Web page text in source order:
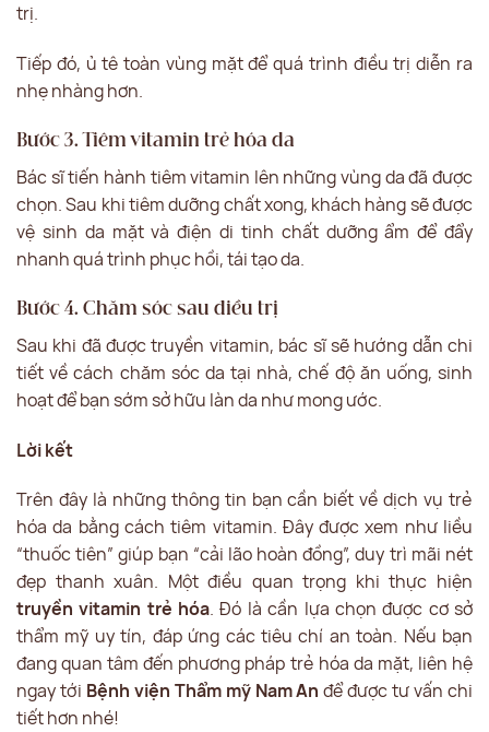
trị.
Tiếp đó, ủ tê toàn vùng mặt để quá trình điều trị diễn ra
nhẹ nhàng hơn.
Bước 3. Tiêm vitamin trẻ hóa da
Bác sĩ tiến hành tiêm vitamin lên những vùng da đã được
chọn. Sau khi tiêm dưỡng chất xong, khách hàng sẽ được
vệ sinh da mặt và điện di tinh chất dưỡng ẩm để đẩy
nhanh quá trình phục hồi, tái tạo da.
Bước 4. Chăm sóc sau điều trị
Sau khi đã được truyền vitamin, bác sĩ sẽ hướng dẫn chi
tiết về cách chăm sóc da tại nhà, chế độ ăn uống, sinh
hoạt để bạn sớm sở hữu làn da như mong ước.
Lời kết
Trên đây là những thông tin bạn cần biết về dịch vụ trẻ
hóa da bằng cách tiêm vitamin. Đây được xem như liều
“thuốc tiên” giúp bạn “cải lão hoàn đồng”, duy trì mãi nét
đẹp thanh xuân. Một điều quan trọng khi thực hiện
truyền vitamin trẻ hóa. Đó là cần lựa chọn được cơ sở
thẩm mỹ uy tín, đáp ứng các tiêu chí an toàn. Nếu bạn
đang quan tâm đến phương pháp trẻ hóa da mặt, liên hệ
ngay tới Bệnh viện Thẩm mỹ Nam An để được tư vấn chi
tiết hơn nhé!